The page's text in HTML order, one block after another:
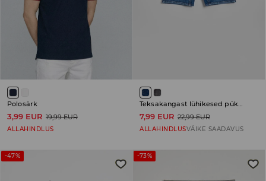
Polosärk
3,99 EUR 19,99 EUR
ALLAHINDLUS
Teksakangast lühikesed püksid
7,99 EUR 22,99 EUR
ALLAHINDLUSVÄIKE SAADAVUS
-47% -73%